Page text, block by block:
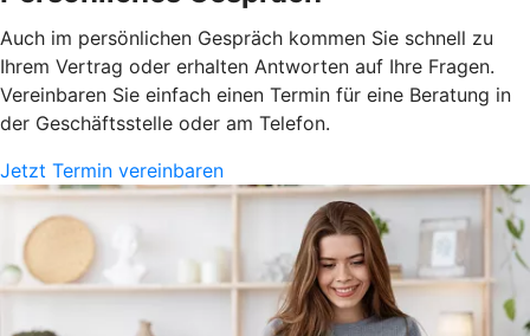
Auch im persönlichen Gespräch kommen Sie schnell zu
Ihrem Vertrag oder erhalten Antworten auf Ihre Fragen.
Vereinbaren Sie einfach einen Termin für eine Beratung in
der Geschäftsstelle oder am Telefon.
Jetzt Termin vereinbaren